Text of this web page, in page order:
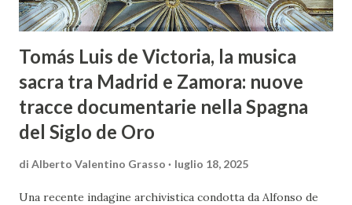
Tomás Luis de Victoria, la musica
sacra tra Madrid e Zamora: nuove
tracce documentarie nella Spagna
del Siglo de Oro
di Alberto Valentino Grasso luglio 18, 2025
Una recente indagine archivistica condotta da Alfonso de